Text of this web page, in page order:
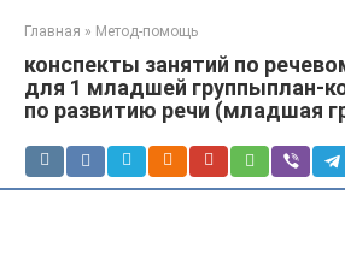
Главная » Метод-помощь
конспекты занятий по
для 1 младшей группыплан-
по развитию речи (младшая